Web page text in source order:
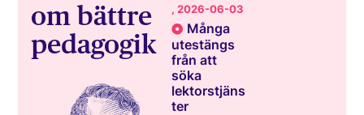
om bättre
pedagogik
, 2026-06-03
Många
utestängs
från att
söka
lektorstjäns
ter